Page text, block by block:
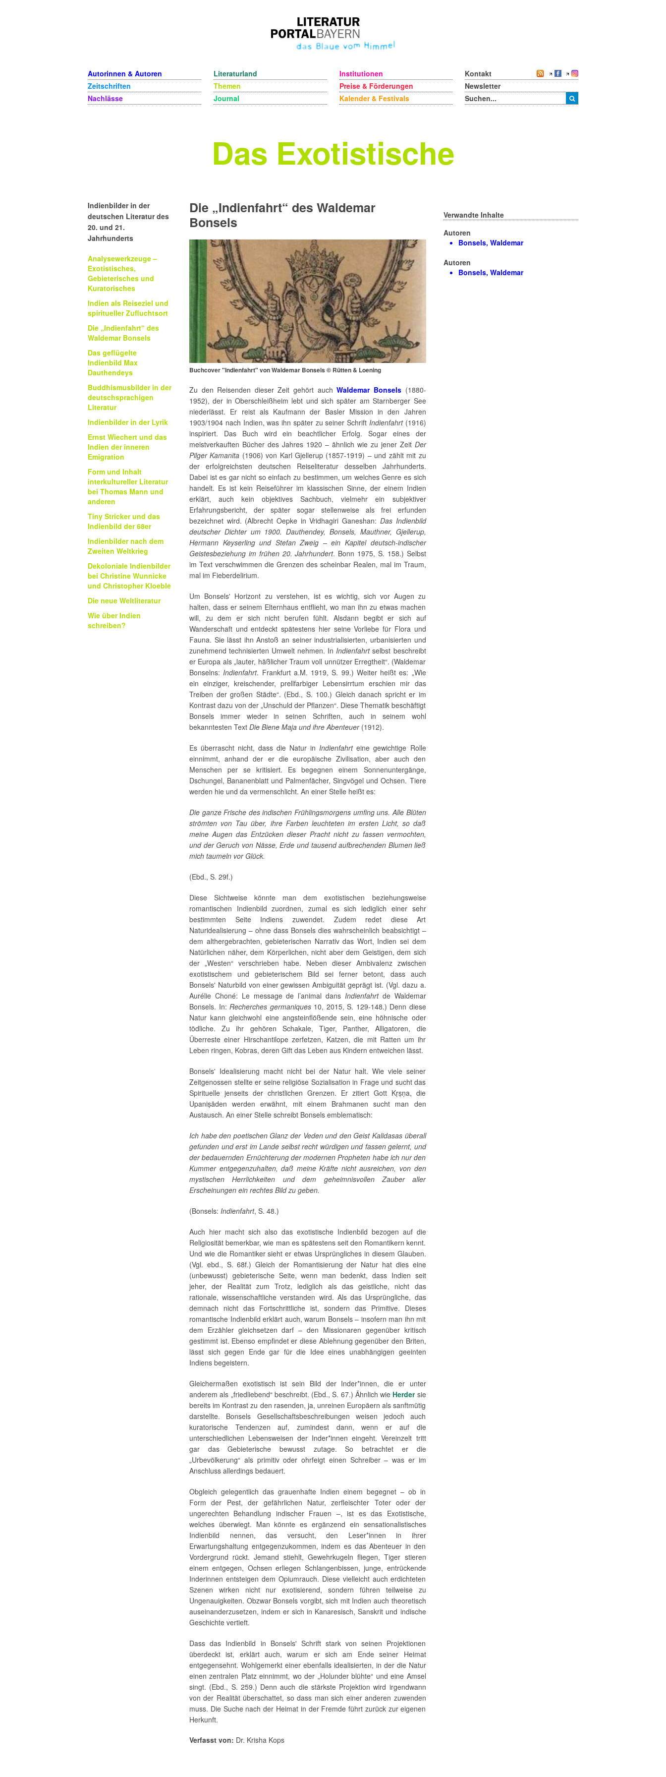
Autorinnen & Autoren
Zeitschriften
Nachlässe
Literaturland
Themen
Journal
Institutionen
Preise & Förderungen
Kalender & Festivals
Kontakt
Newsletter
Das Exotistische
Indienbilder in der
deutschen Literatur des
20. und 21.
Jahrhunderts
Analysewerkzeuge –
Exotistisches,
Gebieterisches und
Kuratorisches
Indien als Reiseziel und
spiritueller Zufluchtsort
Die „Indienfahrt“ des
Waldemar Bonsels
Das geflügelte
Indienbild Max
Dauthendeys
Buddhismusbilder in der
deutschsprachigen
Literatur
Indienbilder in der Lyrik
Ernst Wiechert und das
Indien der inneren
Emigration
Form und Inhalt
interkultureller Literatur
bei Thomas Mann und
anderen
Tiny Stricker und das
Indienbild der 68er
Indienbilder nach dem
Zweiten Weltkrieg
Dekoloniale Indienbilder
bei Christine Wunnicke
und Christopher Kloeble
Die neue Weltliteratur
Wie über Indien
schreiben?
Die „Indienfahrt“ des Waldemar
Bonsels
Buchcover "Indienfahrt" von Waldemar Bonsels © Rütten & Loening
Zu den Reisenden dieser Zeit gehört auchWaldemar Bonsels(1880-
1952), der in Oberschleißheim lebt und sich später am Starnberger See
niederlässt. Er reist als Kaufmann der Basler Mission in den Jahren
1903/1904 nach Indien, was ihn später zu seiner Schrift Indienfahrt(1916)
inspiriert. Das Buch wird ein beachtlicher Erfolg. Sogar eines der
meistverkauften Bücher des Jahres 1920 – ähnlich wie zu jener Zeit Der
Pilger Kamanita (1906) von Karl Gjellerup (1857-1919) – und zählt mit zu
der erfolgreichsten deutschen Reiseliteratur desselben Jahrhunderts.
Dabei ist es gar nicht so einfach zu bestimmen, um welches Genre es sich
handelt. Es ist kein Reiseführer im klassischen Sinne, der einem Indien
erklärt, auch kein objektives Sachbuch, vielmehr ein subjektiver
Erfahrungsbericht, der später sogar stellenweise als frei erfunden
bezeichnet wird. (Albrecht Oepke in Vridhagiri Ganeshan: Das Indienbild
deutscher Dichter um 1900. Dauthendey, Bonsels, Mauthner, Gjellerup,
Hermann Keyserling und Stefan Zweig – ein Kapitel deutsch-indischer
Geistesbeziehung im frühen 20. Jahrhundert. Bonn 1975, S. 158.) Selbst
im Text verschwimmen die Grenzen des scheinbar Realen, mal im Traum,
mal im Fieberdelirium.
Um Bonsels' Horizont zu verstehen, ist es wichtig, sich vor Augen zu
halten, dass er seinem Elternhaus entflieht, wo man ihn zu etwas machen
will, zu dem er sich nicht berufen fühlt. Alsdann begibt er sich auf
Wanderschaft und entdeckt spätestens hier seine Vorliebe für Flora und
Fauna. Sie lässt ihn Anstoß an seiner industrialisierten, urbanisierten und
zunehmend technisierten Umwelt nehmen. In Indienfahrtselbst beschreibt
er Europa als „lauter, häßlicher Traum voll unnützer Erregtheit“. (Waldemar
Bonselns: Indienfahrt. Frankfurt a.M. 1919, S. 99.) Weiter heißt es: „Wie
ein einziger, kreischender, prellfarbiger Lebensirrtum erschien mir das
Treiben der großen Städte“. (Ebd., S. 100.) Gleich danach spricht er im
Kontrast dazu von der „Unschuld der Pflanzen“. Diese Thematik beschäftigt
Bonsels immer wieder in seinen Schriften, auch in seinem wohl
bekanntesten Text Die Biene Maja und ihre Abenteuer(1912).
Es überrascht nicht, dass die Natur in Indienfahrteine gewichtige Rolle
einnimmt, anhand der er die europäische Zivilisation, aber auch den
Menschen per se kritisiert. Es begegnen einem Sonnenuntergänge,
Dschungel, Bananenblatt und Palmenfächer, Singvögel und Ochsen. Tiere
werden hie und da vermenschlicht. An einer Stelle heißt es:
Die ganze Frische des indischen Frühlingsmorgens umfing uns. Alle Blüten
strömten von Tau über, ihre Farben leuchteten im ersten Licht, so daß
meine Augen das Entzücken dieser Pracht nicht zu fassen vermochten,
und der Geruch von Nässe, Erde und tausend aufbrechenden Blumen ließ
mich taumeln vor Glück.
(Ebd., S. 29f.)
Diese Sichtweise könnte man dem exotistischen beziehungsweise
romantischen Indienbild zuordnen, zumal es sich lediglich einer sehr
bestimmten Seite Indiens zuwendet. Zudem redet diese Art
Naturidealisierung – ohne dass Bonsels dies wahrscheinlich beabsichtigt –
dem althergebrachten, gebieterischen Narrativ das Wort, Indien sei dem
Natürlichen näher, dem Körperlichen, nicht aber dem Geistigen, dem sich
der „Westen“ verschrieben habe. Neben dieser Ambivalenz zwischen
exotistischem und gebieterischem Bild sei ferner betont, dass auch
Bonsels' Naturbild von einer gewissen Ambiguität geprägt ist. (Vgl. dazu a.
Aurélie Choné: Le message de l’animal dans Indienfahrt de Waldemar
Bonsels. In: Recherches germaniques10, 2015, S. 129-148.) Denn diese
Natur kann gleichwohl eine angsteinflößende sein, eine höhnische oder
tödliche. Zu ihr gehören Schakale, Tiger, Panther, Alligatoren, die
Überreste einer Hirschantilope zerfetzen, Katzen, die mit Ratten um ihr
Leben ringen, Kobras, deren Gift das Leben aus Kindern entweichen lässt.
Bonsels' Idealisierung macht nicht bei der Natur halt. Wie viele seiner
Zeitgenossen stellte er seine religiöse Sozialisation in Frage und sucht das
Spirituelle jenseits der christlichen Grenzen. Er zitiert Gott Kṛṣṇa, die
Upaniṣāden werden erwähnt, mit einem Brahmanen sucht man den
Austausch. An einer Stelle schreibt Bonsels emblematisch:
Ich habe den poetischen Glanz der Veden und den Geist Kalidasas überall
gefunden und erst im Lande selbst recht würdigen und fassen gelernt, und
der bedauernden Ernüchterung der modernen Propheten habe ich nur den
Kummer entgegenzuhalten, daß meine Kräfte nicht ausreichen, von den
mystischen Herrlichkeiten und dem geheimnisvollen Zauber aller
Erscheinungen ein rechtes Bild zu geben.
(Bonsels: Indienfahrt, S. 48.)
Auch hier macht sich also das exotistische Indienbild bezogen auf die
Religiosität bemerkbar, wie man es spätestens seit den Romantikern kennt.
Und wie die Romantiker sieht er etwas Ursprüngliches in diesem Glauben.
(Vgl. ebd., S. 68f.) Gleich der Romantisierung der Natur hat dies eine
(unbewusst) gebieterische Seite, wenn man bedenkt, dass Indien seit
jeher, der Realität zum Trotz, lediglich als das geistliche, nicht das
rationale, wissenschaftliche verstanden wird. Als das Ursprüngliche, das
demnach nicht das Fortschrittliche ist, sondern das Primitive. Dieses
romantische Indienbild erklärt auch, warum Bonsels – insofern man ihn mit
dem Erzähler gleichsetzen darf – den Missionaren gegenüber kritisch
gestimmt ist. Ebenso empfindet er diese Ablehnung gegenüber den Briten,
lässt sich gegen Ende gar für die Idee eines unabhängigen geeinten
Indiens begeistern.
Gleichermaßen exotistisch ist sein Bild der Inder*innen, die er unter
anderem als „friedliebend“ beschreibt. (Ebd., S. 67.) Ähnlich wie Herdersie
bereits im Kontrast zu den rasenden, ja, unreinen Europäern als sanftmütig
darstellte. Bonsels Gesellschaftsbeschreibungen weisen jedoch auch
kuratorische Tendenzen auf, zumindest dann, wenn er auf die
unterschiedlichen Lebensweisen der Inder*innen eingeht. Vereinzelt tritt
gar das Gebieterische bewusst zutage. So betrachtet er die
„Urbevölkerung“ als primitiv oder ohrfeigt einen Schreiber – was er im
Anschluss allerdings bedauert.
Obgleich gelegentlich das grauenhafte Indien einem begegnet – ob in
Form der Pest, der gefährlichen Natur, zerfleischter Toter oder der
ungerechten Behandlung indischer Frauen –, ist es das Exotistische,
welches überwiegt. Man könnte es ergänzend ein sensationalistisches
Indienbild nennen, das versucht, den Leser*innen in ihrer
Erwartungshaltung entgegenzukommen, indem es das Abenteuer in den
Vordergrund rückt. Jemand stiehlt, Gewehrkugeln fliegen, Tiger stieren
einem entgegen, Ochsen erliegen Schlangenbissen, junge, entrückende
Inderinnen entsteigen dem Opiumrauch. Diese vielleicht auch erdichteten
Szenen wirken nicht nur exotisierend, sondern führen teilweise zu
Ungenauigkeiten. Obzwar Bonsels vorgibt, sich mit Indien auch theoretisch
auseinanderzusetzen, indem er sich in Kanaresisch, Sanskrit und indische
Geschichte vertieft.
Dass das Indienbild in Bonsels' Schrift stark von seinen Projektionen
überdeckt ist, erklärt auch, warum er sich am Ende seiner Heimat
entgegensehnt. Wohlgemerkt einer ebenfalls idealisierten, in der die Natur
einen zentralen Platz einnimmt, wo der „Holunder blühte“ und eine Amsel
singt. (Ebd., S. 259.) Denn auch die stärkste Projektion wird irgendwann
von der Realität überschattet, so dass man sich einer anderen zuwenden
muss. Die Suche nach der Heimat in der Fremde führt zurück zur eigenen
Herkunft.
Verfasst von: Dr. Krisha Kops
Verwandte Inhalte
Autoren
Bonsels, Waldemar
Autoren
Bonsels, Waldemar